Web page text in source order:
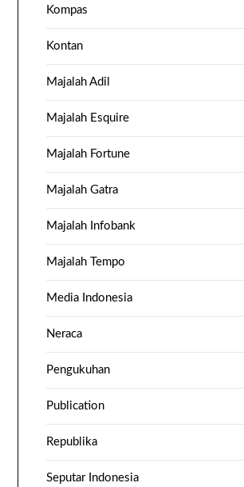
Kompas
Kontan
Majalah Adil
Majalah Esquire
Majalah Fortune
Majalah Gatra
Majalah Infobank
Majalah Tempo
Media Indonesia
Neraca
Pengukuhan
Publication
Republika
Seputar Indonesia